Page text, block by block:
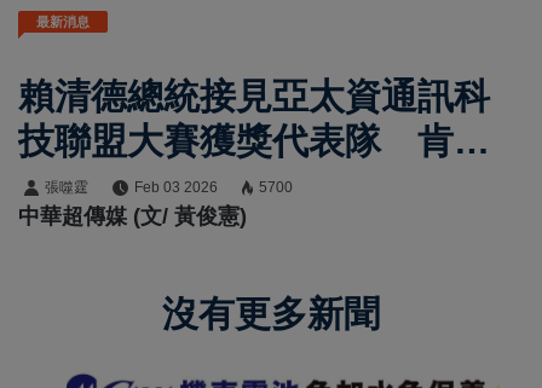
最新消息
賴清德總統接見亞太資通訊科
技聯盟大賽獲獎代表隊 肯定
臺灣研發與創新實力刷新紀錄
張噬霆 Feb 03 2026 5700
中華超傳媒 (文/ 黃俊憲)
沒有更多新聞